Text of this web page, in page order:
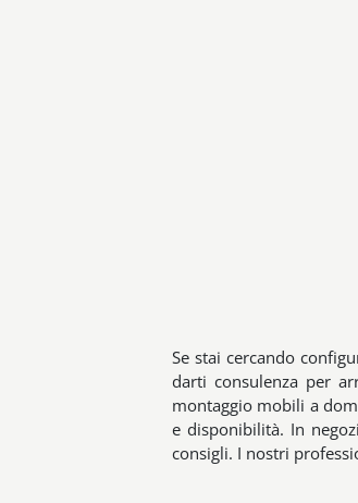
Se stai cercando
darti consulenza per
montaggio mobili a
e disponibilità. In
consigli. I nostri